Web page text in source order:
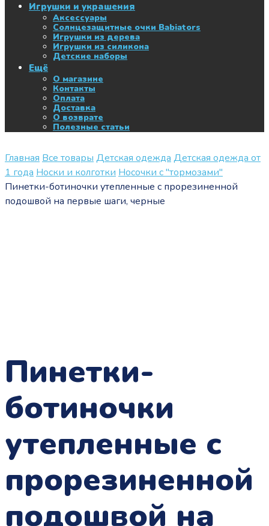
Игрушки и украшения
Аксессуары
Солнцезащитные очки Babiators
Игрушки из дерева
Игрушки из силикона
Детские наборы
Ещё
О магазине
Контакты
Оплата
Доставка
О возврате
Полезные статьи
Главная Все товары Детская одежда Детская одежда от
1 года Носки и колготки Носочки с "тормозами"
Пинетки-ботиночки утепленные с прорезиненной
подошвой на первые шаги, черные
Пинетки-
ботиночки
утепленные с
прорезиненной
подошвой на